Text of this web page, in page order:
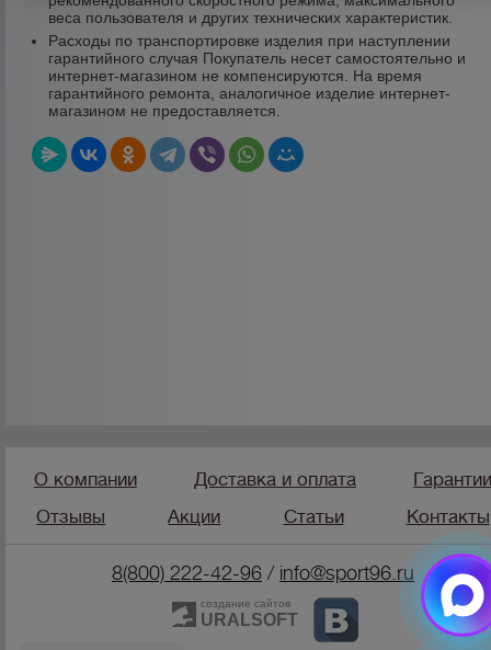
веса пользователя и других технических характеристик.
Расходы по транспортировке изделия при наступлении
гарантийного случая Покупатель несет самостоятельно и
интернет-магазином не компенсируются. На время
гарантийного ремонта, аналогичное изделие интернет-
магазином не предоставляется.
О компании Доставка и оплата
Отзывы
Акции Статьи Контакты
8(800) 222-42-96/ info@sport96.ru
создание сайтов
URALSOFT